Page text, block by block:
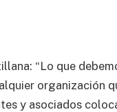
“Lo que
organización
y asociados